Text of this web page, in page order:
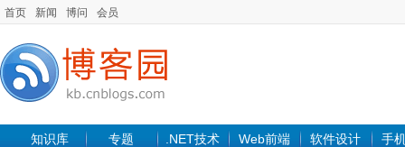
首页 新闻 博问 会员
知识库 专题 .NET技术 Web前端 软件设计 手